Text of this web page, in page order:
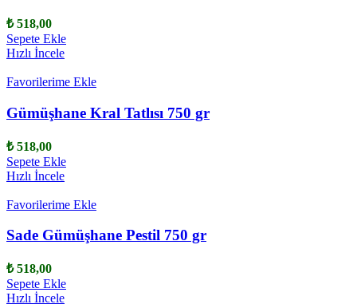
₺518,00
Sepete Ekle
Hızlı İncele
Favorilerime Ekle
Gümüşhane Kral Tatlısı 750 gr
₺518,00
Sepete Ekle
Hızlı İncele
Favorilerime Ekle
Sade Gümüşhane Pestil 750 gr
₺518,00
Sepete Ekle
Hızlı İncele